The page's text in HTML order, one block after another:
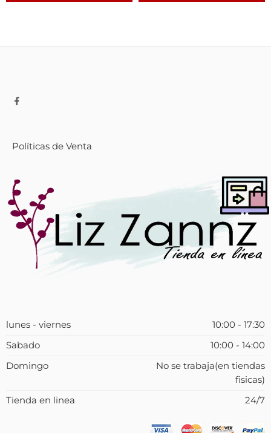
Políticas de Venta
lunes - viernes
10:00 - 17:30
Sabado
10:00 - 14:00
Domingo
No se trabaja(en tiendas
fisicas)
Tienda en linea
24/7